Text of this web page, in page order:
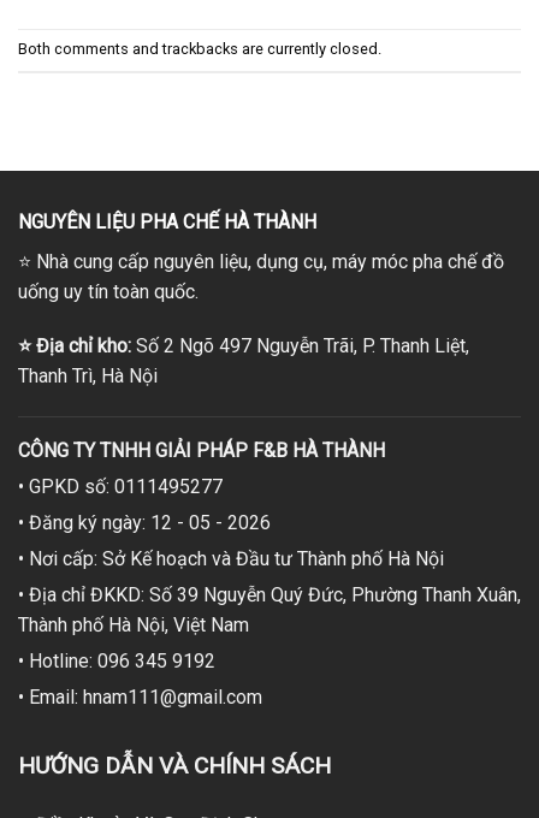
Both comments and trackbacks are currently closed.
NGUYÊN LIỆU PHA CHẾ HÀ THÀNH
⭐ Nhà cung cấp nguyên liệu, dụng cụ, máy móc pha chế đồ
uống uy tín toàn quốc.
⭐Địa chỉ kho: Số 2 Ngõ 497 Nguyễn Trãi, P. Thanh Liệt,
Thanh Trì, Hà Nội
CÔNG TY TNHH GIẢI PHÁP F&B HÀ THÀNH
• GPKD số: 0111495277
• Đăng ký ngày: 12 - 05 - 2026
• Nơi cấp: Sở Kế hoạch và Đầu tư Thành phố Hà Nội
• Địa chỉ ĐKKD: Số 39 Nguyễn Quý Đức, Phường Thanh Xuân,
Thành phố Hà Nội, Việt Nam
• Hotline: 096 345 9192
• Email: hnam111@gmail.com
HƯỚNG DẪN VÀ CHÍNH SÁCH